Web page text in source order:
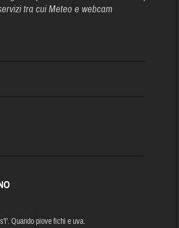
tra cui Meteo e webcam
Quando piove fichi e uva.